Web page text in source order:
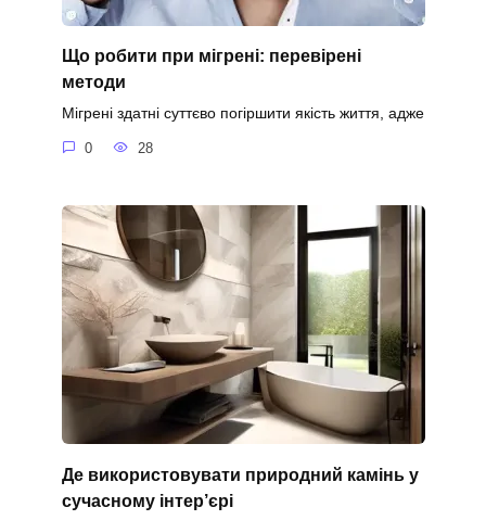
Що робити при мігрені: перевірені
методи
Мігрені здатні суттєво погіршити якість життя, адже
0 28
Де використовувати природний камінь у
сучасному інтер’єрі